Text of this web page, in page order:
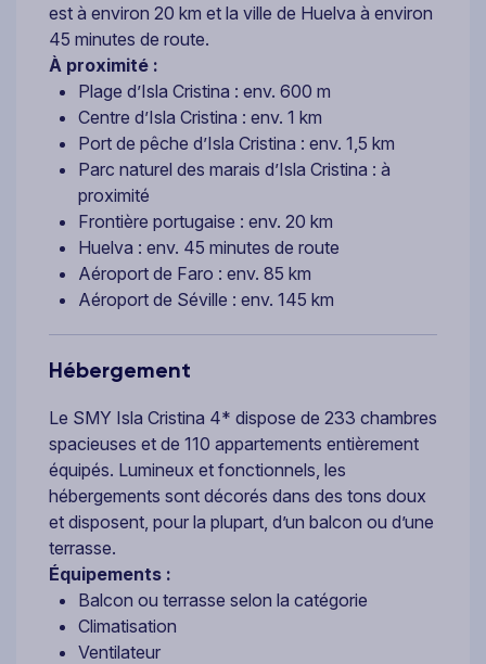
est à environ 20 km et la ville de Huelva à environ
45 minutes de route.
À proximité :
Plage d’Isla Cristina : env. 600 m
Centre d’Isla Cristina : env. 1 km
Port de pêche d’Isla Cristina : env. 1,5 km
Parc naturel des marais d’Isla Cristina : à
proximité
Frontière portugaise : env. 20 km
Huelva : env. 45 minutes de route
Aéroport de Faro : env. 85 km
Aéroport de Séville : env. 145 km
Hébergement
Le SMY Isla Cristina 4* dispose de 233 chambres
spacieuses et de 110 appartements entièrement
équipés. Lumineux et fonctionnels, les
hébergements sont décorés dans des tons doux
et disposent, pour la plupart, d’un balcon ou d’une
terrasse.
Équipements :
Balcon ou terrasse selon la catégorie
Climatisation
Ventilateur